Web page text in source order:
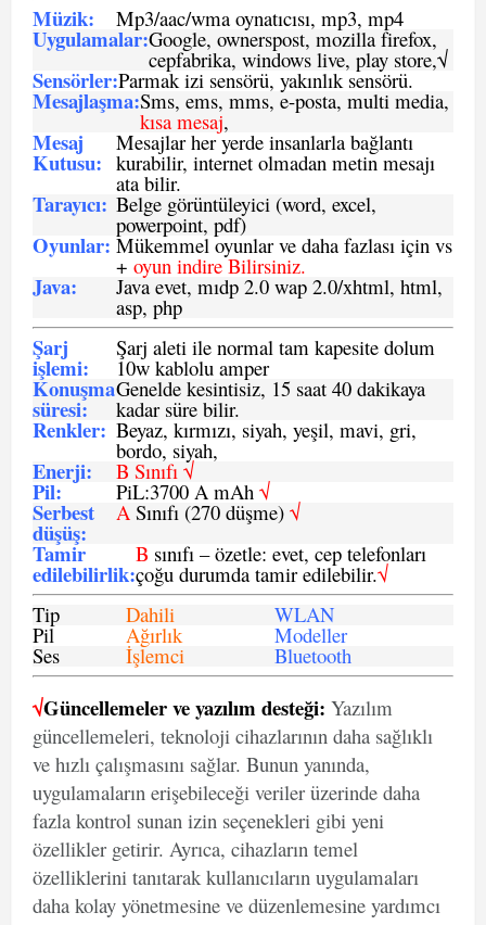
Müzik: Mp3/aac/wma oynatıcısı, mp3, mp4
Uygulamalar:Google, ownerspost, mozilla firefox,
cepfabrika, windows live, play store,√
Sensörler:Parmak izi sensörü, yakınlık sensörü.
Mesajlaşma:Sms, ems, mms, e-posta, multi media,
kısa mesaj,
Mesaj
Kutusu:
Mesajlar her yerde insanlarla bağlantı
kurabilir, internet olmadan metin mesajı
ata bilir.
Tarayıcı: Belge görüntüleyici (word, excel,
powerpoint, pdf)
Oyunlar: Mükemmel oyunlar ve daha fazlası için vs
+ oyun indire Bilirsiniz.
Java: Java evet, mıdp 2.0 wap 2.0/xhtml, html,
asp, php
Şarj
işlemi:
Şarj aleti ile normal tam kapesite dolum
10w kablolu amper
Konuşma
süresi:
Genelde kesintisiz, 15 saat 40 dakikaya
kadar süre bilir.
Renkler: Beyaz, kırmızı, siyah, yeşil, mavi, gri,
bordo, siyah,
Enerji: B Sınıfı √
Pil: PiL:3700 A mAh √
Serbest
düşüş:
ASınıfı (270 düşme) √
Tamir
edilebilirlik:
B sınıfı – özetle: evet, cep telefonları
çoğu durumda tamir edilebilir.√
Tip
Dahili WLAN
Pil Ağırlık Modeller
Ses İşlemci Bluetooth
√Güncellemeler ve yazılım desteği: Yazılım
güncellemeleri, teknoloji cihazlarının daha sağlıklı
ve hızlı çalışmasını sağlar. Bunun yanında,
uygulamaların erişebileceği veriler üzerinde daha
fazla kontrol sunan izin seçenekleri gibi yeni
özellikler getirir. Ayrıca, cihazların temel
özelliklerini tanıtarak kullanıcıların uygulamaları
daha kolay yönetmesine ve düzenlemesine yardımcı